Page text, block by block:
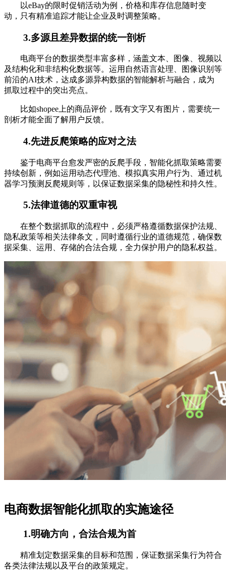
以eBay的限时促销活动为例，价格和库存信息随时变
动，只有精准追踪才能让企业及时调整策略。
3.多源且差异数据的统一剖析
电商平台的数据类型丰富多样，涵盖文本、图像、视频以
及结构化和非结构化数据等。运用自然语言处理、图像识别等
前沿的AI技术，达成多源异构数据的智能解析与融合，成为
抓取过程中的突出亮点。
比如shopee上的商品评价，既有文字又有图片，需要统一
剖析才能全面了解用户反馈。
4.先进反爬策略的应对之法
鉴于电商平台愈发严密的反爬手段，智能化抓取策略需要
持续创新，例如运用动态代理池、模拟真实用户行为、通过机
器学习预测反爬规则等，以保证数据采集的隐秘性和持久性。
5.法律道德的双重审视
在整个数据抓取的流程中，必须严格遵循数据保护法规、
隐私政策等相关法律条文，同时遵循行业的道德规范，确保数
据采集、运用、存储的合法合规，全力保护用户的隐私权益。
电商数据智能化抓取的实施途径
1.明确方向，合法合规为首
精准划定数据采集的目标和范围，保证数据采集行为符合
各类法律法规以及平台的政策规定。